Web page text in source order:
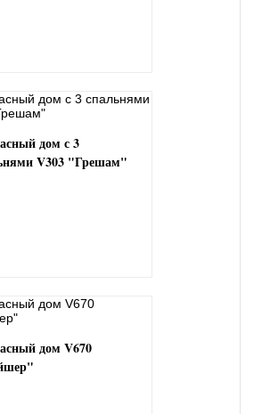
дом с 3
V303 "Грешам"
дом V670